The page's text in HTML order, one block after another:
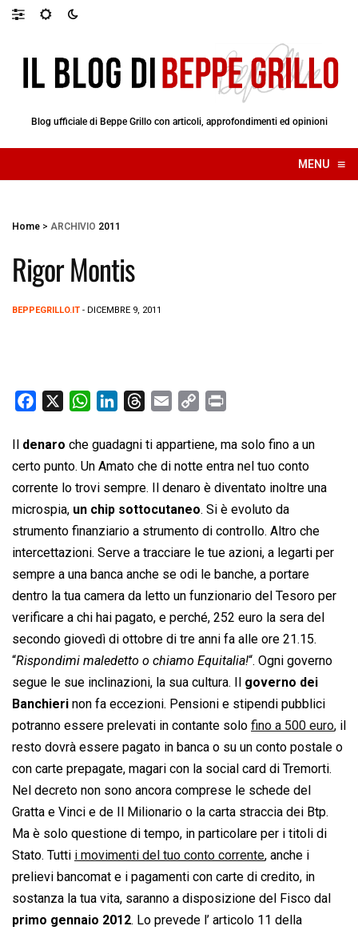
Blog ufficiale di Beppe Grillo con articoli, approfondimenti ed opinioni
MENU ≡
☰
Home > ARCHIVIO 2011
Rigor Montis
BEPPEGRILLO.IT - DICEMBRE 9, 2011
c
e
b
o
o
k
W
a
t
s
A
p
p
n
k
e
d
I
n
r
e
a
d
s
a
i
l
p
y
L
i
n
k
i
n
t
denaro che guadagni ti appartiene, ma solo fino a un
certo punto. Un Amato che di notte entra nel tuo conto
corrente lo trovi sempre. Il denaro è diventato inoltre una
microspia, un chip sottocutaneo. Si è evoluto da
strumento finanziario a strumento di controllo. Altro che
intercettazioni. Serve a tracciare le tue azioni, a legarti per
sempre a una banca anche se odi le banche, a portare
dentro la tua camera da letto un funzionario del Tesoro per
verificare a chi hai pagato, e perché, 252 euro la sera del
secondo giovedì di ottobre di tre anni fa alle ore 21.15.
“Rispondimi maledetto o chiamo Equitalia!“. Ogni governo
segue le sue inclinazioni, la sua cultura. Il governo dei
Banchieri non fa eccezioni. Pensioni e stipendi pubblici
potranno essere prelevati in contante solo fino a 500 euro, il
resto dovrà essere pagato in banca o su un conto postale o
con carte prepagate, magari con la social card di Tremorti.
Nel decreto non sono ancora comprese le schede del
Gratta e Vinci e de Il Milionario o la carta straccia dei Btp.
Ma è solo questione di tempo, in particolare per i titoli di
Stato. Tutti i movimenti del tuo conto corrente, anche i
prelievi bancomat e i pagamenti con carte di credito, in
sostanza la tua vita, saranno a disposizione del Fisco dal
primo gennaio 2012. Lo prevede l’ articolo 11 della